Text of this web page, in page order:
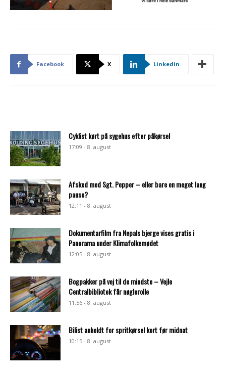
Facebook X Linkedin
Cyklist kørt på sygehus efter påkørsel
17:09 - 8. august
Afsked med Sgt. Pepper – eller bare en meget lang
pause?
12:11 - 8. august
Dokumentarfilm fra Nepals bjerge vises gratis i
Panorama under Klimafolkemødet
12:05 - 8. august
Bogpakker på vej til de mindste – Vejle
Centralbibliotek får nøglerolle
11:56 - 8. august
Bilist anholdt for spritkørsel kort før midnat
10:15 - 8. august